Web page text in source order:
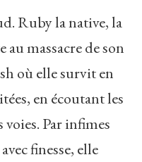
Ruby la native, la
massacre de son
où elle survit en
en écoutant les
voies. Par infimes
finesse, elle